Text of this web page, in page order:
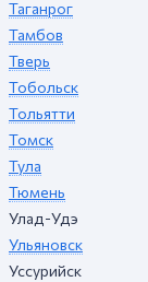
Таганрог
Тамбов
Тверь
Тобольск
Тольятти
Томск
Тула
Тюмень
Улад-Удэ
Ульяновск
Уссурийск